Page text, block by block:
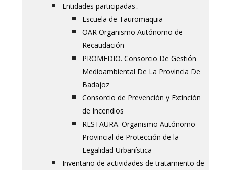
Entidades participadas↓
Escuela de Tauromaquia
OAR Organismo Autónomo de
Recaudación
PROMEDIO. Consorcio De Gestión
Medioambiental De La Provincia De
Badajoz
Consorcio de Prevención y Extinción
de Incendios
RESTAURA. Organismo Autónomo
Provincial de Protección de la
Legalidad Urbanística
Inventario de actividades de tratamiento de